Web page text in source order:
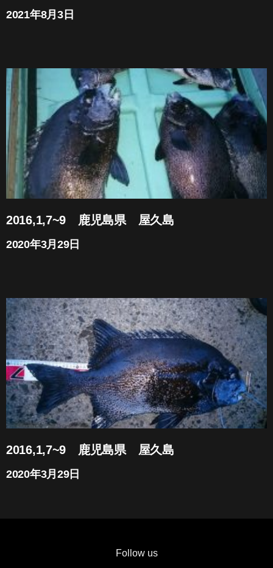
2021年8月3日
2016,1,7~9 鹿児島県 屋久島
2020年3月29日
2016,1,7~9 鹿児島県 屋久島
2020年3月29日
Follow us